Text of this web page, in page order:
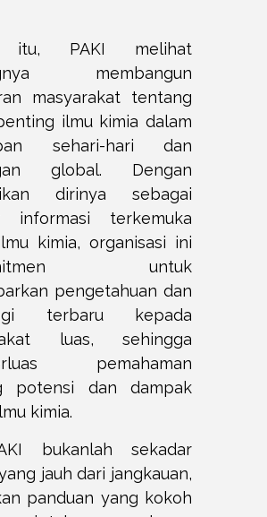
itu, PAKI melihat
membangun
masyarakat tentang
ilmu kimia dalam
sehari-hari dan
global. Dengan
dirinya sebagai
informasi terkemuka
kimia, organisasi ini
untuk
pengetahuan dan
terbaru kepada
luas, sehingga
pemahaman
potensi dan dampak
kimia.
bukanlah sekadar
jauh dari jangkauan,
panduan yang kokoh